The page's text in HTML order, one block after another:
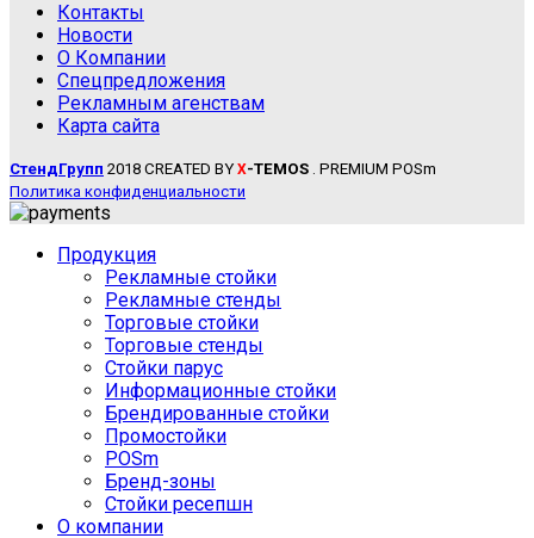
Контакты
Новости
О Компании
Спецпредложения
Рекламным агенствам
Карта сайта
СтендГрупп 2018 CREATED BY X-TEMOS . PREMIUM POSm
Политика конфиденциальности
Продукция
Рекламные стойки
Рекламные стенды
Торговые стойки
Торговые стенды
Стойки парус
Информационные стойки
Брендированные стойки
Промостойки
POSm
Бренд-зоны
Стойки ресепшн
О компании